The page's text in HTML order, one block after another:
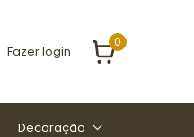
Fazer login
0
Decoração